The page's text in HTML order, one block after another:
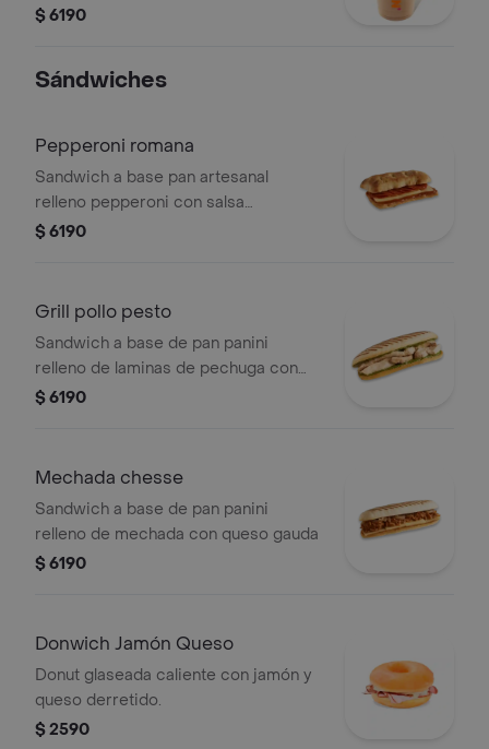
olor, vainilla, y anís, servido con hielo
$ 6190
Sándwiches
Pepperoni romana
Sandwich a base pan artesanal
relleno pepperoni con salsa
pomodoro y queso gauda
$ 6190
Grill pollo pesto
Sandwich a base de pan panini
relleno de laminas de pechuga con
pesto, queso parmesano
$ 6190
Mechada chesse
Sandwich a base de pan panini
relleno de mechada con queso gauda
$ 6190
Donwich Jamón Queso
Donut glaseada caliente con jamón y
queso derretido.
$ 2590